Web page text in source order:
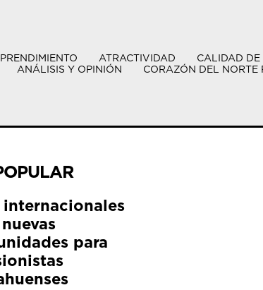
ATRACTIVIDAD CALIDAD
ANÁLISIS Y OPINIÓN
CORAZÓN DEL NORTE
internacionales
para